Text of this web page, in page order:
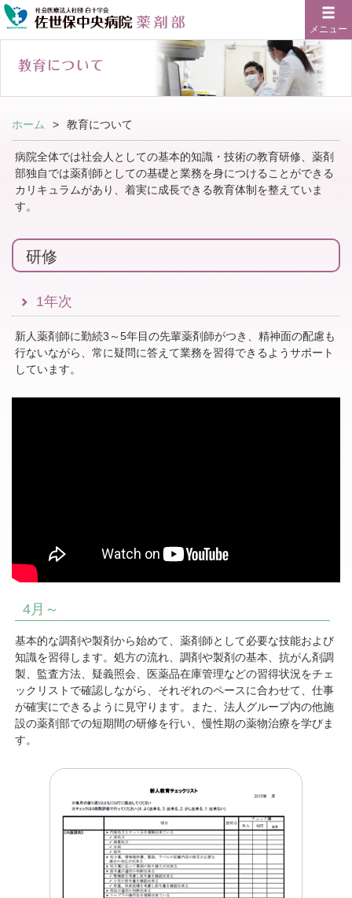
メニュー
ホーム 教育について
病院全体では社会人としての基本的知識・技術の教育研修、薬剤
部独自では薬剤師としての基礎と業務を身につけることができる
カリキュラムがあり、着実に成長できる教育体制を整えていま
す。
研修
1年次
新人薬剤師に勤続3～5年目の先輩薬剤師がつき、精神面の配慮も
行ないながら、常に疑問に答えて業務を習得できるようサポート
しています。
4月～
基本的な調剤や製剤から始めて、薬剤師として必要な技能および
知識を習得します。処方の流れ、調剤や製剤の基本、抗がん剤調
製、監査方法、疑義照会、医薬品在庫管理などの習得状況をチェ
ックリストで確認しながら、それぞれのペースに合わせて、仕事
が確実にできるように見守ります。また、法人グループ内の他施
設の薬剤部での短期間の研修を行い、慢性期の薬物治療を学びま
す。